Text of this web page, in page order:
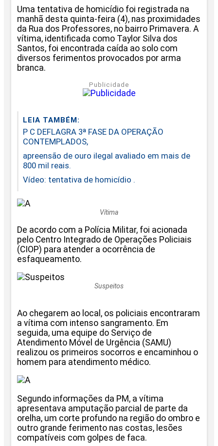
Uma tentativa de homicídio foi registrada na
manhã desta quinta-feira (4), nas proximidades
da Rua dos Professores, no bairro Primavera. A
vítima, identificada como Taylor Silva dos
Santos, foi encontrada caída ao solo com
diversos ferimentos provocados por arma
branca.
Publicidade
LEIA TAMBÉM:
P C DEFLAGRA 3ª FASE DA OPERAÇÃO
CONTEMPLADOS,
apreensão de ouro ilegal avaliado em mais de
800 mil reais.
Vídeo: tentativa de homicídio .
Vítima
De acordo com a Polícia Militar, foi acionada
pelo Centro Integrado de Operações Policiais
(CIOP) para atender a ocorrência de
esfaqueamento.
Suspeitos
Ao chegarem ao local, os policiais encontraram
a vítima com intenso sangramento. Em
seguida, uma equipe do Serviço de
Atendimento Móvel de Urgência (SAMU)
realizou os primeiros socorros e encaminhou o
homem para atendimento médico.
Segundo informações da PM, a vítima
apresentava amputação parcial de parte da
orelha, um corte profundo na região do ombro e
outro grande ferimento nas costas, lesões
compatíveis com golpes de faca.